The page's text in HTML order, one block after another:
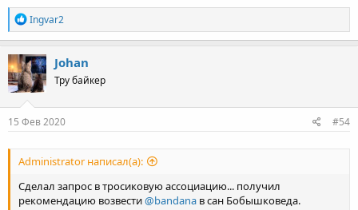
R
e
a
c
t
i
o
n
s
Ingvar2
Johan
Тру байкер
15 Фев 2020 #54
Administrator написал(а):
Сделал запрос в тросиковую ассоциацию... получил
рекомендацию возвести@bandana в сан Бобышковеда.